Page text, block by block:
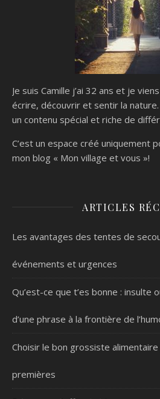
Je suis Camille j’ai 32 ans et je
écrire, découvrir et sentir la
un contenu spécial et riche de
C’est un espace créé uniquement
mon blog « Mon village et vous »!
ARTICLES
Les avantages des tentes de
événements et urgences
Qu’est-ce que t’es bonne : insulte
d’une phrase à la frontière de
Choisir le bon grossiste
premières